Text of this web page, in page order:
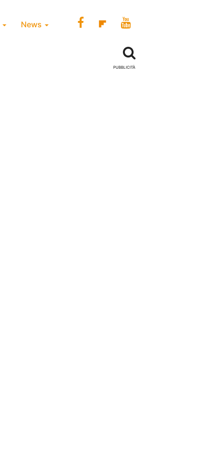
News
PUBBLICITÀ